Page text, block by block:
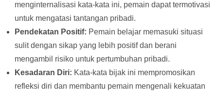
menginternalisasi kata-kata ini, pemain dapat termotivasi
untuk mengatasi tantangan pribadi.
Pendekatan Positif: Pemain belajar memasuki situasi
sulit dengan sikap yang lebih positif dan berani
mengambil risiko untuk pertumbuhan pribadi.
Kesadaran Diri: Kata-kata bijak ini mempromosikan
refleksi diri dan membantu pemain mengenali kekuatan